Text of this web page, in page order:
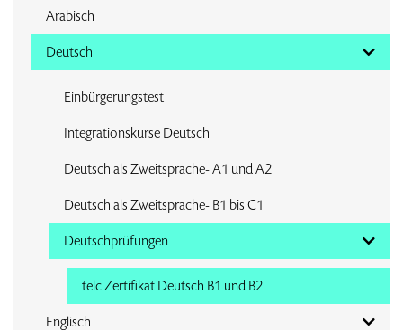
Arabisch
Deutsch
Einbürgerungstest
Integrationskurse Deutsch
Deutsch als Zweitsprache- A1 und A2
Deutsch als Zweitsprache- B1 bis C1
Deutschprüfungen
telc Zertifikat Deutsch B1 und B2
Englisch